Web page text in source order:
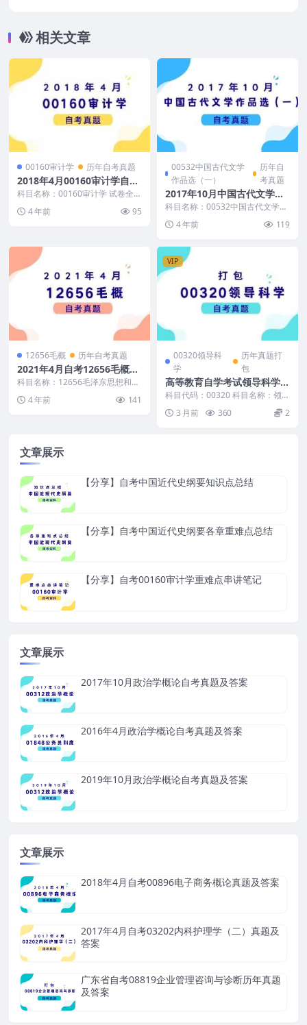
相关文章
00160审计学 历年自考真题
2018年4月00160审计学自考
真题及答案
科目名称：00160审计学 试卷全
审计学试题 ...
4 年前 95
00532中国古代文学
作品选（一）
历年自
考真题
2017年10月中国古代文学作
品选（一）自考真题及答案
科目名称：00532中国古代文学作
月高等教育...
4 年前 119
12656毛概 历年自考真题
2021年4月自考12656毛概真
题及答案
科目名称：12656毛泽东思想和中
卷全称：2021...
4 年前 141
VIP
00320领导科
学
历年真题打
包
高等教育自学考试领导科学历
年真题及答案
科目代码：00320 科目名称：领导
科学 真题及答案包含： 2026年4
月 20...
3 月前 360 2
文章展示
【分享】自考中国近代史纲要知识点总结
【分享】自考中国近代史纲要各章重难点总结
【分享】自考00160审计学重难点串讲笔记
文章展示
2017年10月政治学概论自考真题及答案
2016年4月政治学概论自考真题及答案
2019年10月政治学概论自考真题及答案
文章展示
2018年4月自考00896电子商务概论真题及答案
2017年4月自考03202内科护理学（二）真题及
答案
广东省自考08819企业管理咨询与诊断历年真题
及答案